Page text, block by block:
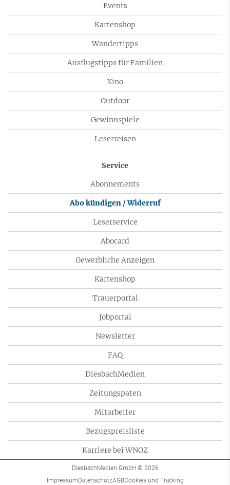
Events
Kartenshop
Wandertipps
Ausflugstipps für Familien
Kino
Outdoor
Gewinnspiele
Leserreisen
Service
Abonnements
Abo kündigen / Widerruf
Leserservice
Abocard
Gewerbliche Anzeigen
Kartenshop
Trauerportal
Jobportal
Newsletter
FAQ
DiesbachMedien
Zeitungspaten
Mitarbeiter
Bezugspreisliste
Karriere bei WNOZ
DiesbachMedien GmbH © 2026
ImpressumDatenschutzAGBCookies und Tracking